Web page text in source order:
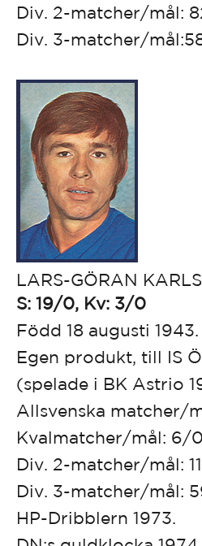
Div. 2-matcher/mål:
Div. 3-matcher/
LARS-GÖRAN
S: 19/0, Kv: 3/0
Född 18 augusti 1943.
Egen produkt, till IS
(spelade i BK Astrio
Allsvenska matcher/
Kvalmatcher/mål: 6/0.
Div. 2-matcher/mål:
Div. 3-matcher/mål:
HP-Dribblern 1973.